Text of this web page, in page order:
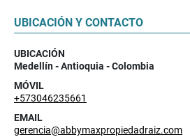
UBICACIÓN Y CONTACTO
UBICACIÓN
Medellín - Antioquia - Colombia
MÓVIL
+573046235661
EMAIL
gerencia@abbymaxpropiedadraiz.com